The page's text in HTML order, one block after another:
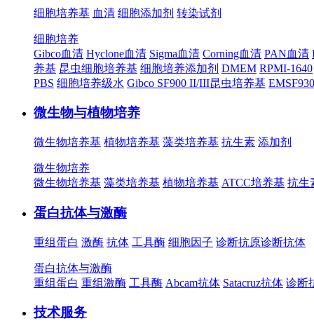
细胞培养基 血清 细胞添加剂 转染试剂
细胞培养
Gibco血清 Hyclone血清 Sigma血清 Corning血清 PAN血清
养基 昆虫细胞培养基 细胞培养添加剂 DMEM RPMI-1640
PBS 细胞培养级水 Gibco SF900 II/III昆虫培养基
微生物与植物培养
微生物培养基 植物培养基 藻类培养基 抗生素 添加剂
微生物培养
微生物培养基 藻类培养基 植物培养基 ATCC培养基 抗生
蛋白抗体与激酶
重组蛋白 激酶 抗体 工具酶 细胞因子 诊断抗原诊断抗体
蛋白抗体与激酶
重组蛋白 重组激酶 工具酶 Abcam抗体 Satacruz抗体 诊断
技术服务